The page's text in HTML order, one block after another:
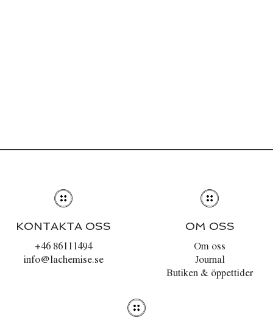
KONTAKTA OSS
+46 86111494
info@lachemise.se
OM OSS
Om oss
Journal
Butiken & öppettider